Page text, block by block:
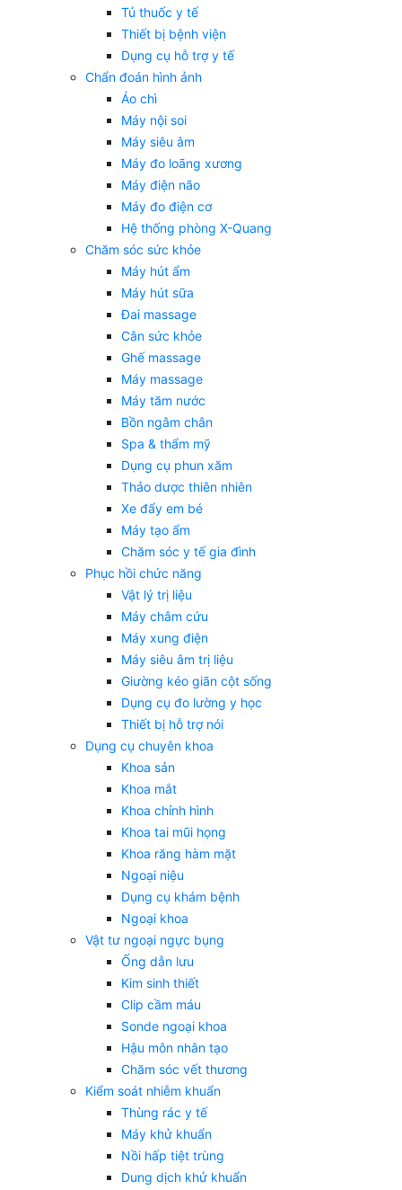
Tủ thuốc y tế
Thiết bị bệnh viện
Dụng cụ hỗ trợ y tế
Chẩn đoán hình ảnh
Áo chì
Máy nội soi
Máy siêu âm
Máy đo loãng xương
Máy điện não
Máy đo điện cơ
Hệ thống phòng X-Quang
Chăm sóc sức khỏe
Máy hút ẩm
Máy hút sữa
Đai massage
Cân sức khỏe
Ghế massage
Máy massage
Máy tăm nước
Bồn ngâm chân
Spa & thẩm mỹ
Dụng cụ phun xăm
Thảo dược thiên nhiên
Xe đẩy em bé
Máy tạo ẩm
Chăm sóc y tế gia đình
Phục hồi chức năng
Vật lý trị liệu
Máy châm cứu
Máy xung điện
Máy siêu âm trị liệu
Giường kéo giãn cột sống
Dụng cụ đo lường y học
Thiết bị hỗ trợ nói
Dụng cụ chuyên khoa
Khoa sản
Khoa mắt
Khoa chỉnh hình
Khoa tai mũi họng
Khoa răng hàm mặt
Ngoại niệu
Dụng cụ khám bệnh
Ngoại khoa
Vật tư ngoại ngực bụng
Ống dẫn lưu
Kim sinh thiết
Clip cầm máu
Sonde ngoại khoa
Hậu môn nhân tạo
Chăm sóc vết thương
Kiểm soát nhiễm khuẩn
Thùng rác y tế
Máy khử khuẩn
Nồi hấp tiệt trùng
Dung dịch khử khuẩn